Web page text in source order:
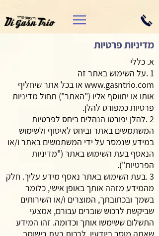
מדיניות פרטיות
א. כללי
1 .על השימוש באתר זה
www.gasntrio.comאו בכל אתר שיחליף
אותו או יתווסף אליו ("האתר") תחול מדיניות
פרטיות כמפורט להלן.
2 .להלן יפורטו הנהלים ביחס לפרטיות
המשתמשים באתר וביחס לאיסוף ולשימוש
במידע שנמסר על ידי המשתמשים באתר ו/או
הנאסף בעת השימוש באתר ("מדיניות
הפרטיות").
3 .בעת השימוש באתר נאסף מידע עליך. חלק
מהמידע מזהה אותך באופן אישי, כלומר
בשמך ובכתובתך, המוצרים ו/או השירותים
שביקשת לרכוש שוברים עבורם, אמצעי
התשלום ששימשו אותך וכדומה. זהו המידע